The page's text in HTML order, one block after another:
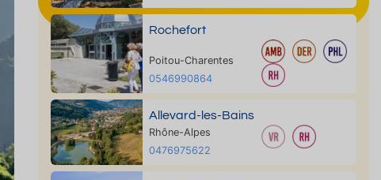
Rochefort
Poitou-Charentes
0546990864
Allevard-les-Bains
Rhône-Alpes
0476975622